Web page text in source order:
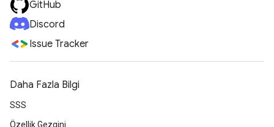
GitHub
Discord
Issue Tracker
Daha Fazla Bilgi
SSS
Özellik Gezgini